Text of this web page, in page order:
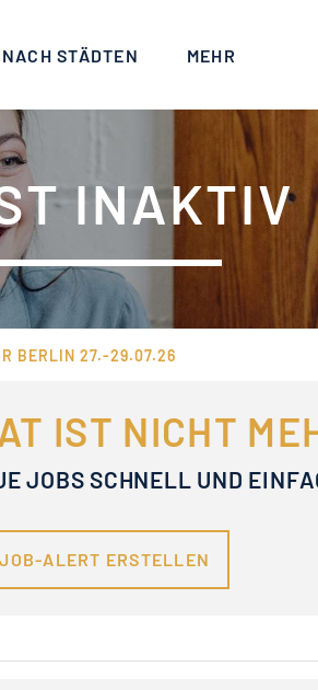
STÄDTEN MEHR
INAKTIV
BERLIN 27.-29.07.26
IST NICHT
JOBS SCHNELL UND
JOB-ALERT ERSTELLEN